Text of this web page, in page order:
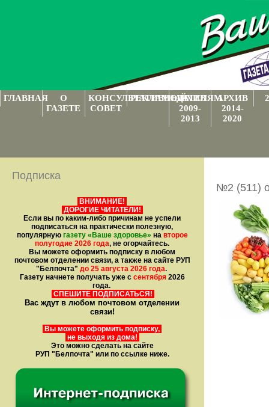
ГЛАВНАЯ
О
ГАЗЕТЕ
КОНСУЛЬТАТИВНЫЙ
СОВЕТ
РЕКЛАМОДАТЕЛЯМ
АРХИВ
2009-
2013
АРХИВ
2014-
2020
Подписка
ВНИМАНИЕ!
ДОРОГИЕ ЧИТАТЕЛИ!
Если вы по каким-либо причинам не успели
подписаться на практически полезную,
популярную газету «Ваше здоровье» на второе
полугодие 2026 года, не огорчайтесь.
Вы можете оформить подписку в любом
почтовом отделении связи, а также на сайте РУП
"Белпочта" до 25 августа 2026 года.
Газету начнете получать уже с сентября2026
года.
СПЕШИТЕ ПОДПИСАТЬСЯ!
Вас ждут в любом почтовом отделении
связи!
Вы можете оформить подписку,
не выходя из дома!
Это можно сделать на сайте
РУП "Белпочта" или по ссылке ниже.
№2 (511)